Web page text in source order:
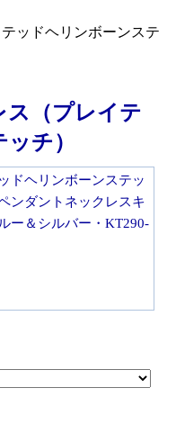
ッドヘリンボーンステ
ス（プレイテ
チ）
ドヘリンボーンステッ
ンダントネックレスキ
ー＆シルバー・KT290-